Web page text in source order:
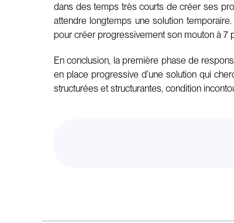
dans des temps très courts de créer ses
attendre longtemps une solution
pour créer progressivement son mouton à 7
En conclusion, la première phase de
en place progressive d’une solution qui
structurées et structurantes, condition